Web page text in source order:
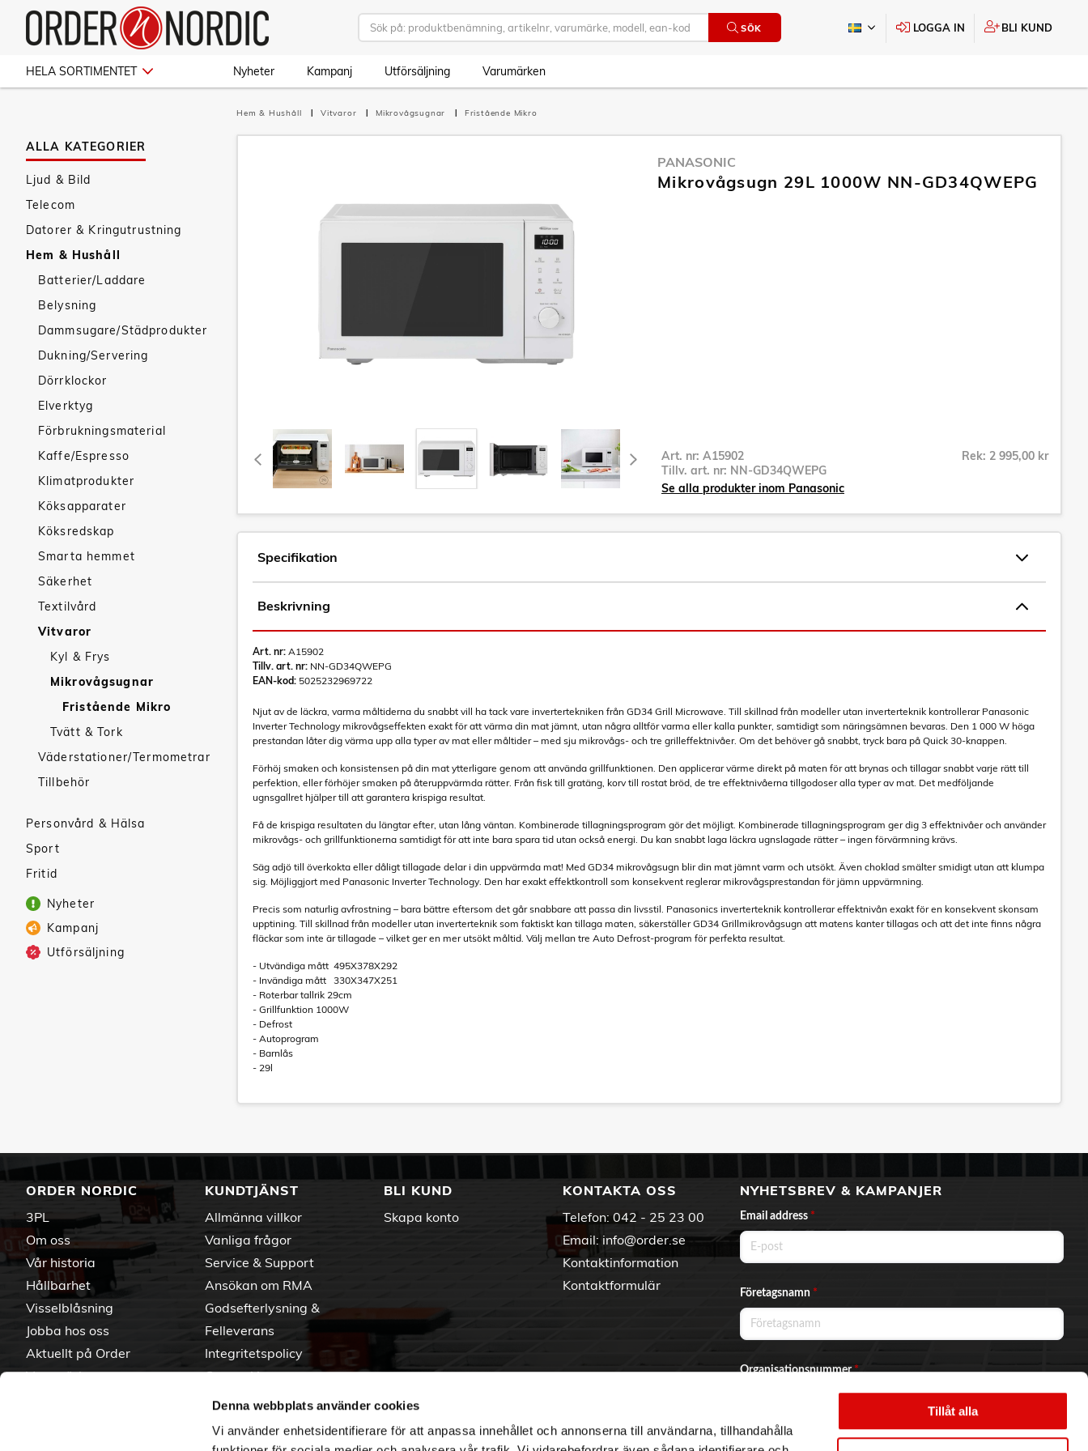
Denna webbplats använder cookies
Vi använder enhetsidentifierare för att anpassa innehållet och annonserna till användarna, tillhandahålla
Tillåt alla
SÖK LOGGA IN BLI KUND
HELA SORTIMENTET Nyheter Kampanj Utförsäljning Varumärken
ALLA KATEGORIER
Ljud & Bild
Telecom
Datorer & Kringutrustning
Hem & Hushåll
Batterier/Laddare
Belysning
Dammsugare/Städprodukter
Dukning/Servering
Dörrklockor
Elverktyg
Förbrukningsmaterial
Kaffe/Espresso
Klimatprodukter
Köksapparater
Köksredskap
Smarta hemmet
Säkerhet
Textilvård
Vitvaror
Kyl & Frys
Mikrovågsugnar
Fristående Mikro
Tvätt & Tork
Väderstationer/Termometrar
Tillbehör
Personvård & Hälsa
Sport
Fritid
Nyheter
Kampanj
Utförsäljning
Hem & Hushåll Vitvaror Mikrovågsugnar Fristående Mikro
PANASONIC
Mikrovågsugn 29L 1000W NN-GD34QWEPG
Art. nr: A15902
Tillv. art. nr: NN-GD34QWEPG
Rek: 2 995,00 kr
Se alla produkter inom Panasonic
Specifikation
Beskrivning
Art. nr: A15902
Tillv. art. nr: NN-GD34QWEPG
EAN-kod: 5025232969722
Njut av de läckra, varma måltiderna du snabbt vill ha tack vare invertertekniken från GD34 Grill Microwave. Till skillnad från modeller utan inverterteknik kontrollerar Panasonic
Inverter Technology mikrovågseffekten exakt för att värma din mat jämnt, utan några alltför varma eller kalla punkter, samtidigt som näringsämnen bevaras. Den 1 000 W höga
prestandan låter dig värma upp alla typer av mat eller måltider – med sju mikrovågs- och tre grilleffektnivåer. Om det behöver gå snabbt, tryck bara på Quick 30-knappen.
Förhöj smaken och konsistensen på din mat ytterligare genom att använda grillfunktionen. Den applicerar värme direkt på maten för att brynas och tillagar snabbt varje rätt till
perfektion, eller förhöjer smaken på återuppvärmda rätter. Från fisk till gratäng, korv till rostat bröd, de tre effektnivåerna tillgodoser alla typer av mat. Det medföljande
ugnsgallret hjälper till att garantera krispiga resultat.
Få de krispiga resultaten du längtar efter, utan lång väntan. Kombinerade tillagningsprogram gör det möjligt. Kombinerade tillagningsprogram ger dig 3 effektnivåer och använder
mikrovågs- och grillfunktionerna samtidigt för att inte bara spara tid utan också energi. Du kan snabbt laga läckra ugnslagade rätter – ingen förvärmning krävs.
Säg adjö till överkokta eller dåligt tillagade delar i din uppvärmda mat! Med GD34 mikrovågsugn blir din mat jämnt varm och utsökt. Även choklad smälter smidigt utan att klumpa
sig. Möjliggjort med Panasonic Inverter Technology. Den har exakt effektkontroll som konsekvent reglerar mikrovågsprestandan för jämn uppvärmning.
Precis som naturlig avfrostning – bara bättre eftersom det går snabbare att passa din livsstil. Panasonics inverterteknik kontrollerar effektnivån exakt för en konsekvent skonsam
upptining. Till skillnad från modeller utan inverterteknik som faktiskt kan tillaga maten, säkerställer GD34 Grillmikrovågsugn att matens kanter tillagas och att det inte finns några
fläckar som inte är tillagade – vilket ger en mer utsökt måltid. Välj mellan tre Auto Defrost-program för perfekta resultat.
- Utvändiga mått 495X378X292
- Invändiga mått 330X347X251
- Roterbar tallrik 29cm
- Grillfunktion 1000W
- Defrost
- Autoprogram
- Barnlås
- 29l
ORDER NORDIC
3PL
Om oss
Vår historia
Hållbarhet
Visselblåsning
Jobba hos oss
Aktuellt på Order
Varumärken
KUNDTJÄNST
Allmänna villkor
Vanliga frågor
Service & Support
Ansökan om RMA
Godsefterlysning &
Felleverans
Integritetspolicy
Om cookies
BLI KUND
Skapa konto
KONTAKTA OSS
Telefon: 042 - 25 23 00
Email: info@order.se
Kontaktinformation
Kontaktformulär
NYHETSBREV & KAMPANJER
Email address *
Företagsnamn *
Organisationsnummer*
Ja, jag vill prenumerera på nyhetsbrevet.